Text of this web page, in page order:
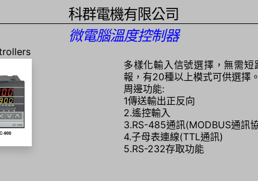
科群電機有限公司
微電腦溫度控制器
多樣化輸入信號選擇，無需
報，有20種以上模式可供選擇
周邊功能:
1傳送輸出正反向
2.遙控輸入
3.RS-485通訊(MODBUS通訊
4.子母表連線(TTL通訊)
5.RS-232存取功能